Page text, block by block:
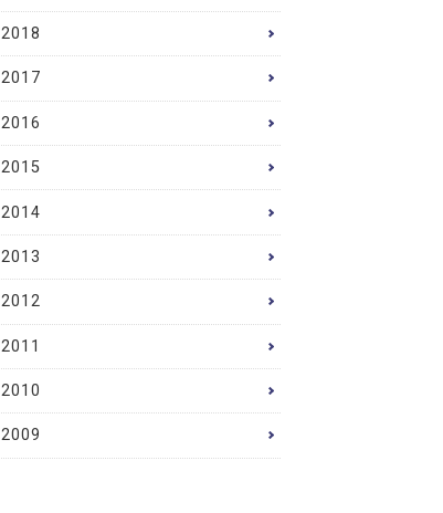
2018
2017
2016
2015
2014
2013
2012
2011
2010
2009